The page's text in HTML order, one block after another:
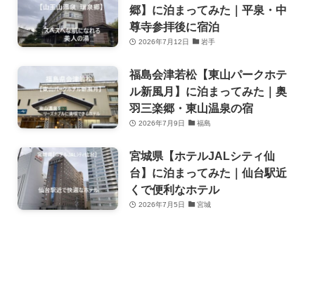
郷】に泊まってみた｜平泉・中
尊寺参拝後に宿泊
2026年7月12日 岩手
福島会津若松【東山パークホテ
ル新風月】に泊まってみた｜奥
羽三楽郷・東山温泉の宿
2026年7月9日 福島
宮城県【ホテルJALシティ仙
台】に泊まってみた｜仙台駅近
くで便利なホテル
2026年7月5日 宮城